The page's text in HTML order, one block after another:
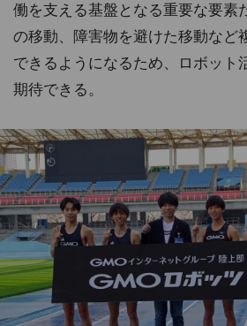
働を支える基盤となる重要な要素
の移動、障害物を避けた移動など
できるようになるため、ロボット
期待できる。